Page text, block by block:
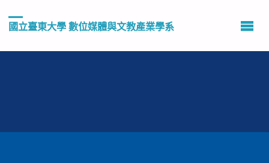
國立臺東大學 數位媒體與文教產業學系